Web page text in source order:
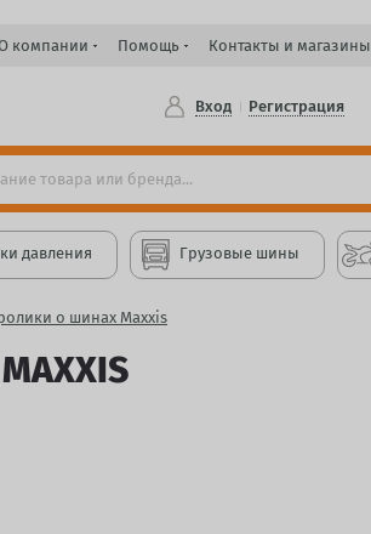
компании Помощь Контакты и магазины
Вход Регистрация
давления Грузовые шины
о шинах Maxxis